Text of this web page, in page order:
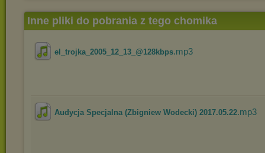
Inne pliki do pobrania z tego chomika
el_trojka_2005_12_13_@128kbps.mp3
Audycja Specjalna (Zbigniew Wodecki) 2017.05.22.mp3